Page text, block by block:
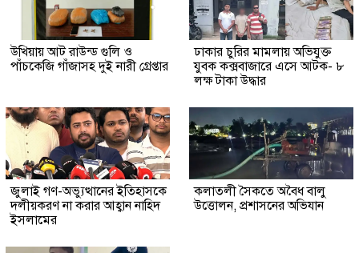
উখিয়ায় আট রাউন্ড গুলি ও
পাঁচকেজি গাঁজাসহ দুই নারী গ্রেপ্তার
ঢাকার চুরির মামলায় অভিযুক্ত
যুবক কক্সবাজারে এসে আটক- ৮
লক্ষ টাকা উদ্ধার
জুলাই গণ-অভ্যুত্থানের ইতিহাসকে
দলীয়করণ না করার আহ্বান নাহিদ
ইসলামের
কলাতলী সৈকতে অবৈধ বালু
উত্তোলন, প্রশাসনের অভিযান